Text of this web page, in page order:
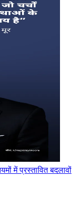
में प्रस्तावित बदलावों